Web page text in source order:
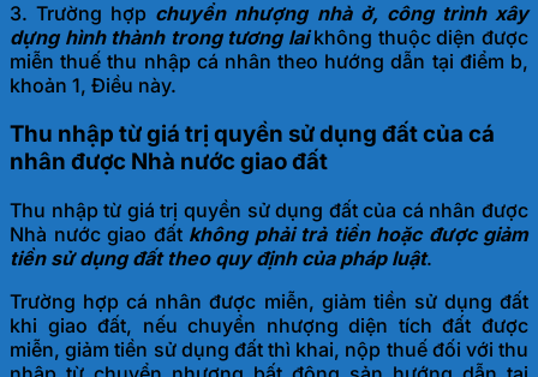
3. Trường hợp chuyển nhượng nhà ở, công trình xây
dựng hình thành trong tương lai không thuộc diện được
miễn thuế thu nhập cá nhân theo hướng dẫn tại điểm b,
khoản 1, Điều này.
Thu nhập từ giá trị quyền sử dụng đất của cá
nhân được Nhà nước giao đất
Thu nhập từ giá trị quyền sử dụng đất của cá nhân được
Nhà nước giao đất không phải trả tiền hoặc được giảm
tiền sử dụng đất theo quy định của pháp luật.
Trường hợp cá nhân được miễn, giảm tiền sử dụng đất
khi giao đất, nếu chuyển nhượng diện tích đất được
miễn, giảm tiền sử dụng đất thì khai, nộp thuế đối với thu